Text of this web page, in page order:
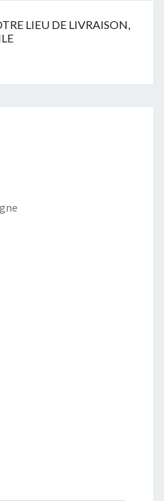
LIEU DE LIVRAISON,